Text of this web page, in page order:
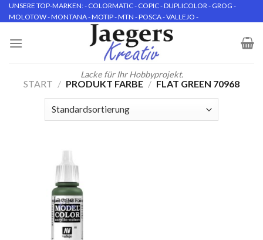
Skip
to
UNSERE TOP-MARKEN: - COLORMATIC - COPIC - DUPLICOLOR - GROG -
MOLOTOW - MONTANA - MOTIP - MTN - POSCA - VALLEJO -
Lacke für Ihr Hobbyprojekt.
START / PRODUKT FARBE / FLAT GREEN 70968